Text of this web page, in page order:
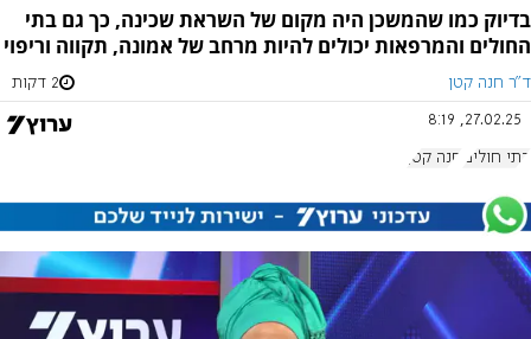
בדיוק כמו שהמשכן היה מקום של השראת שכינה, כך גם בתי
החולים והמרפאות יכולים להיות מרחב של אמונה, תקווה וריפוי
ד"ר חנה קטן 2 דקות
27.02.25, 8:19
בתי חולים חנה קטן